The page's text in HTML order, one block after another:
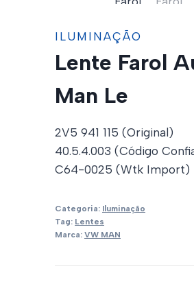
ILUMINAÇÃO
Lente Farol
Man Le
2V5 941 115 (Original)
40.5.4.003 (Código
C64-0025 (Wtk Import)
Categoria: Iluminação
Tag: Lentes
Marca: VW MAN